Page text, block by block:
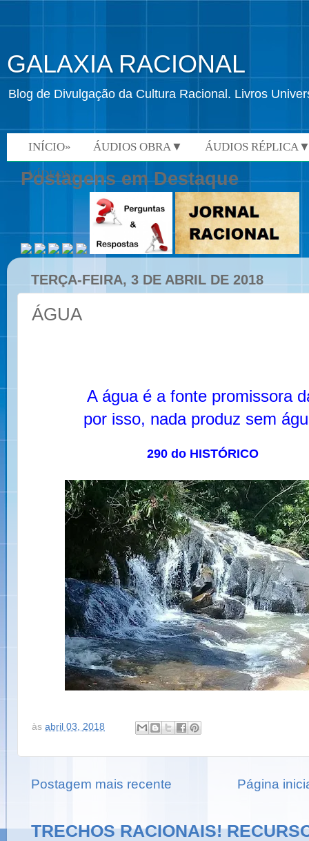
GALAXIA RACIONAL
Blog de Divulgação da Cultura Racional. Livros
INÍCIO» ÁUDIOS OBRA▼ ÁUDIOS
VÍDEOS»
Postagens em Destaque
TERÇA-FEIRA, 3 DE ABRIL DE 2018
ÁGUA
A água é a fonte promissora
por isso, nada produz sem
290 do HISTÓRICO
às abril 03, 2018
Postagem mais recente Página
TRECHOS RACIONAIS!